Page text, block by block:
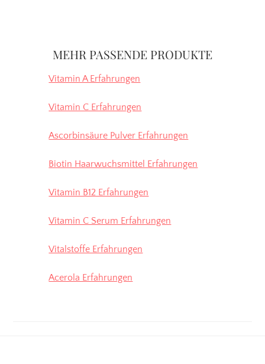
MEHR PASSENDE PRODUKTE
Vitamin A Erfahrungen
Vitamin C Erfahrungen
Ascorbinsäure Pulver Erfahrungen
Biotin Haarwuchsmittel Erfahrungen
Vitamin B12 Erfahrungen
Vitamin C Serum Erfahrungen
Vitalstoffe Erfahrungen
Acerola Erfahrungen